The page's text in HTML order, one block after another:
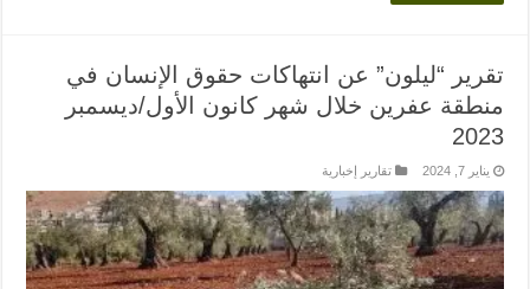
تقرير “ليلون” عن انتهاكات حقوق الإنسان في
منطقة عفرين خلال شهر كانون الأول/ديسمبر
2023
يناير 7, 2024 تقارير إخبارية